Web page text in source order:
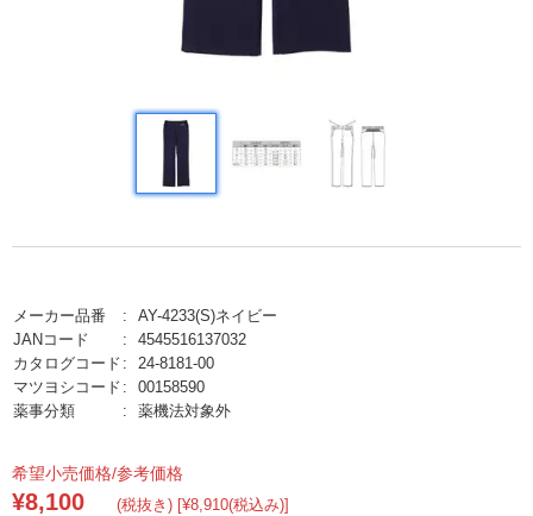
メーカー品番
AY-4233(S)ネイビー
JANコード
4545516137032
カタログコード
24-8181-00
マツヨシコード
00158590
薬事分類
薬機法対象外
希望小売価格/参考価格
¥8,100 (税抜き) [¥8,910(税込み)]